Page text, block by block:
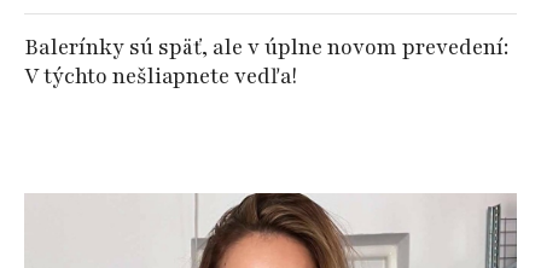
Balerínky sú späť, ale v úplne novom prevedení:
V týchto nešliapnete vedľa!